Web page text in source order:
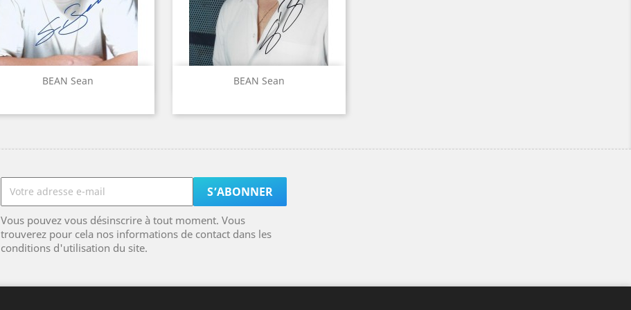
BEAN Sean
Aperçu rapide BEAN Sean
Aperçu rapide
Vous pouvez vous désinscrire à tout moment. Vous
trouverez pour cela nos informations de contact dans les
conditions d'utilisation du site.